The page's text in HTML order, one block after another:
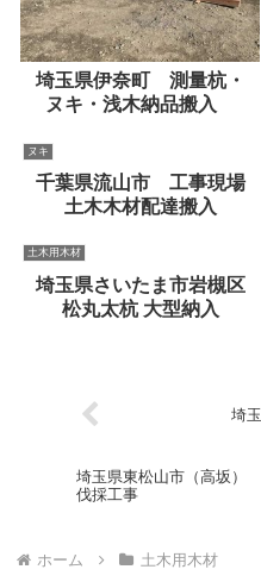
埼玉県伊奈町 測量杭・
ヌキ・浅木納品搬入
ヌキ
千葉県流山市 工事現場
土木木材配達搬入
土木用木材
埼玉県さいたま市岩槻区
松丸太杭 大型納入
埼
埼玉県東松山市（高坂）
伐採工事
ホーム 土木用木材